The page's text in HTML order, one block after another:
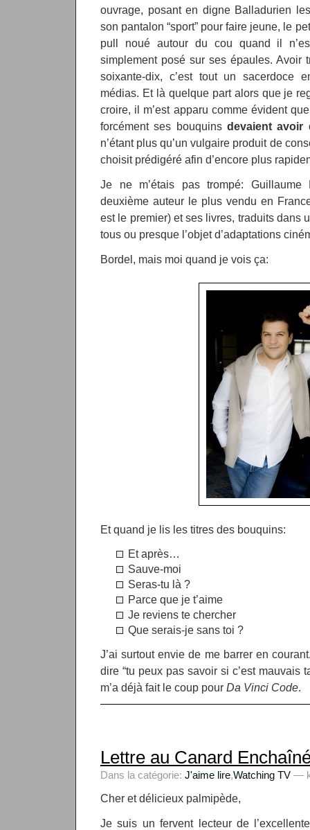
ouvrage, posant en digne Balladurien
son pantalon “sport” pour faire jeune, le
pull noué autour du cou quand il
simplement posé sur ses épaules. Avoir
soixante-dix, c’est tout un sacerdoce
médias. Et là quelque part alors que je
croire, il m’est apparu comme évident
forcément ses bouquins devaient avoir
n’étant plus qu’un vulgaire produit de
choisit prédigéré afin d’encore plus
Je ne m’étais pas trompé: Guillaume
deuxième auteur le plus vendu en
est le premier) et ses livres, traduits dans
tous ou presque l’objet d’adaptations
Bordel, mais moi quand je vois ça:
Et quand je lis les titres des bouquins:
Et après…
Sauve-moi
Seras-tu là ?
Parce que je t’aime
Je reviens te chercher
Que serais-je sans toi ?
J’ai surtout envie de me barrer en
dire “tu peux pas savoir si c’est mauvais
m’a déjà fait le coup pour Da Vinci Code.
Lettre au Canard
Dans la catégorie: J'aime lire,Watching TV —
Cher et délicieux palmipède,
Je suis un fervent lecteur de